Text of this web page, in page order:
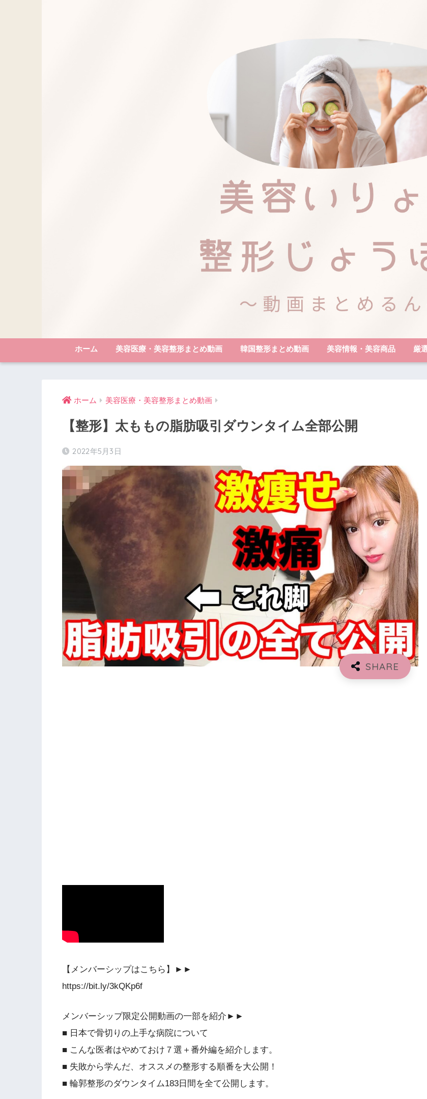
ホーム 美容医療・美容整形まとめ動画 韓国整形まとめ動画 美容情報・美容商品 厳
ホーム 美容医療・美容整形まとめ動画
【整形】太ももの脂肪吸引ダウンタイム全部公開
2022年5月3日
【メンバーシップはこちら】►►
https://bit.ly/3kQKp6f
メンバーシップ限定公開動画の一部を紹介►►
■ 日本で骨切りの上手な病院について
■ こんな医者はやめておけ７選＋番外編を紹介します。
■ 失敗から学んだ、オススメの整形する順番を大公開！
■ 輪郭整形のダウンタイム183日間を全て公開します。